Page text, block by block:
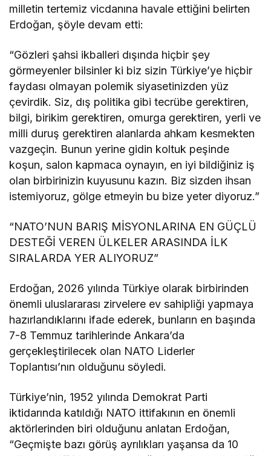
milletin tertemiz vicdanına havale ettiğini belirten
Erdoğan, şöyle devam etti:
“Gözleri şahsi ikballeri dışında hiçbir şey
görmeyenler bilsinler ki biz sizin Türkiye’ye hiçbir
faydası olmayan polemik siyasetinizden yüz
çevirdik. Siz, dış politika gibi tecrübe gerektiren,
bilgi, birikim gerektiren, omurga gerektiren, yerli ve
milli duruş gerektiren alanlarda ahkam kesmekten
vazgeçin. Bunun yerine gidin koltuk peşinde
koşun, salon kapmaca oynayın, en iyi bildiğiniz iş
olan birbirinizin kuyusunu kazın. Biz sizden ihsan
istemiyoruz, gölge etmeyin bu bize yeter diyoruz.”
“NATO’NUN BARIŞ MİSYONLARINA EN GÜÇLÜ
DESTEĞİ VEREN ÜLKELER ARASINDA İLK
SIRALARDA YER ALIYORUZ”
Erdoğan, 2026 yılında Türkiye olarak birbirinden
önemli uluslararası zirvelere ev sahipliği yapmaya
hazırlandıklarını ifade ederek, bunların en başında
7-8 Temmuz tarihlerinde Ankara’da
gerçekleştirilecek olan NATO Liderler
Toplantısı’nın olduğunu söyledi.
Türkiye’nin, 1952 yılında Demokrat Parti
iktidarında katıldığı NATO ittifakının en önemli
aktörlerinden biri olduğunu anlatan Erdoğan,
“Geçmişte bazı görüş ayrılıkları yaşansa da 10